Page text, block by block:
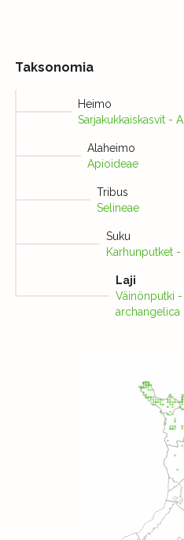
Taksonomia
Heimo
Sarjakukkaiskasvit -
Alaheimo
Apioideae
Tribus
Selineae
Suku
Karhunputket
Laji
Väinönputki
archangelica